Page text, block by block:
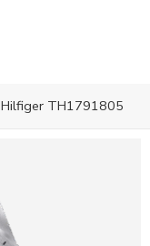
TH1791805